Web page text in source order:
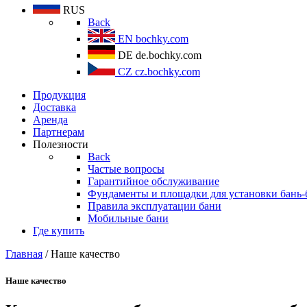
RUS
Back
EN bochky.com
DE de.bochky.com
CZ cz.bochky.com
Продукция
Доставка
Аренда
Партнерам
Полезности
Back
Частые вопросы
Гарантийное обслуживание
Фундаменты и площадки для установки бань-
Правила эксплуатации бани
Мобильные бани
Где купить
Главная / Наше качество
Наше качество